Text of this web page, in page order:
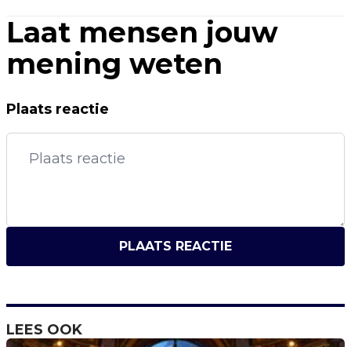
Laat mensen jouw
mening weten
Plaats reactie
PLAATS REACTIE
LEES OOK